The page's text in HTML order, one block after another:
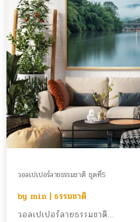
วอลเปเปอร์ลายธรรมชาติ ชุดที่5
by min | ธรรมชาติ
วอลเปเปอร์ลายธรรมชาติ...